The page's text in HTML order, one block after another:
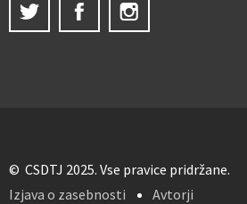
© CSDTJ 2025. Vse pravice pridržane.
Izjava o zasebnosti
Avtorji